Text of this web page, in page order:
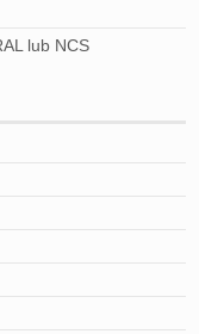
lub NCS